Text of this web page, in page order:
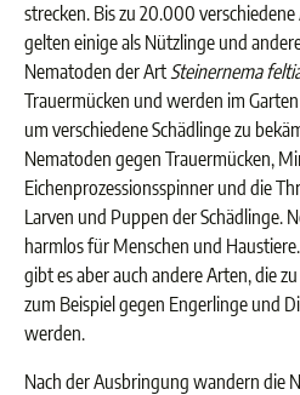
strecken. Bis zu 20.000
gelten einige als Nützlinge und
Nematoden der ArtSteinernema
Trauermücken und werden im
um verschiedene Schädlinge zu
Nematoden gegen Trauermücken,
Eichenprozessionsspinner und die
Larven und Puppen der Schädlinge.
harmlos für Menschen und
gibt es aber auch andere Arten, die
zum Beispiel gegen Engerlinge und
werden.
Nach der Ausbringung wandern die